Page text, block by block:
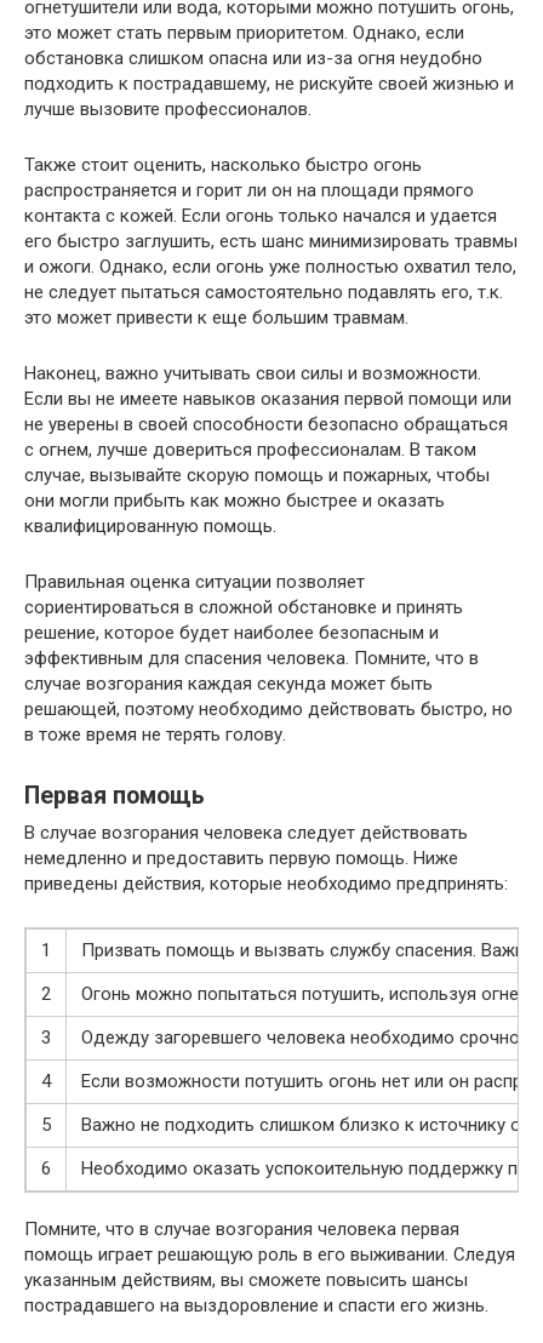
огнетушители или вода, которыми можно потушить огонь,
это может стать первым приоритетом. Однако, если
обстановка слишком опасна или из-за огня неудобно
подходить к пострадавшему, не рискуйте своей жизнью и
лучше вызовите профессионалов.
Также стоит оценить, насколько быстро огонь
распространяется и горит ли он на площади прямого
контакта с кожей. Если огонь только начался и удается
его быстро заглушить, есть шанс минимизировать травмы
и ожоги. Однако, если огонь уже полностью охватил тело,
не следует пытаться самостоятельно подавлять его, т.к.
это может привести к еще большим травмам.
Наконец, важно учитывать свои силы и возможности.
Если вы не имеете навыков оказания первой помощи или
не уверены в своей способности безопасно обращаться
с огнем, лучше довериться профессионалам. В таком
случае, вызывайте скорую помощь и пожарных, чтобы
они могли прибыть как можно быстрее и оказать
квалифицированную помощь.
Правильная оценка ситуации позволяет
сориентироваться в сложной обстановке и принять
решение, которое будет наиболее безопасным и
эффективным для спасения человека. Помните, что в
случае возгорания каждая секунда может быть
решающей, поэтому необходимо действовать быстро, но
в тоже время не терять голову.
Первая помощь
В случае возгорания человека следует действовать
немедленно и предоставить первую помощь. Ниже
приведены действия, которые необходимо предпринять:
1
Призвать помощь и вызвать службу спасения.
2
Огонь можно попытаться потушить, используя
3
Одежду загоревшего человека необходимо срочно
4
Если возможности потушить огонь нет или он
5
Важно не подходить слишком близко к источнику
6
Необходимо оказать успокоительную поддержку
Помните, что в случае возгорания человека первая
помощь играет решающую роль в его выживании. Следуя
указанным действиям, вы сможете повысить шансы
пострадавшего на выздоровление и спасти его жизнь.